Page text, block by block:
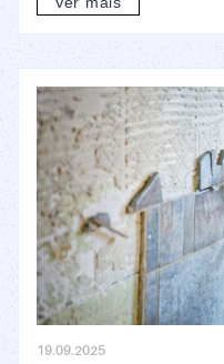
19.09.2025